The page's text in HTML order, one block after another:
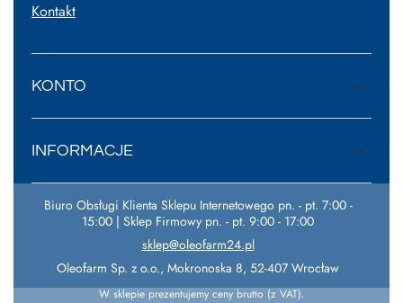
Kontakt
KONTO
INFORMACJE
Biuro Obsługi Klienta Sklepu Internetowego pn. - pt. 7:00 -
15:00 | Sklep Firmowy pn. - pt. 9:00 - 17:00
sklep@oleofarm24.pl
Oleofarm Sp. z o.o., Mokronoska 8, 52-407 Wrocław
W sklepie prezentujemy ceny brutto (z VAT).